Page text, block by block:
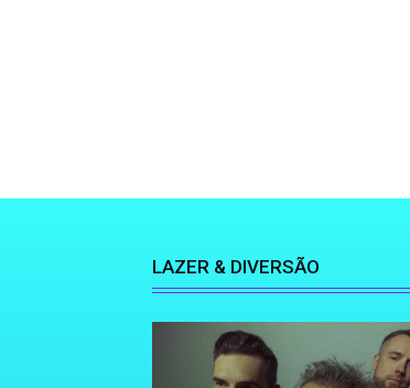
LAZER & DIVERSÃO